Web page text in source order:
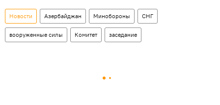
Новости Азербайджан Минобороны СНГ
вооруженные силы Комитет заседание